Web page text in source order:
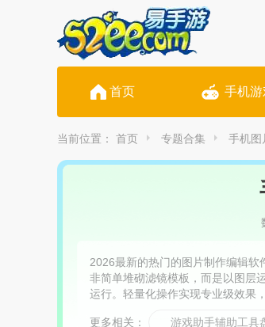
首页 手机游
当前位置： 首页 专题合集 手机图
2026最新的热门的图片制作编辑
非简单堆砌滤镜模板，而是以图层
运行。轻量化操作实现专业级效果
更多相关： 游戏助手辅助工具